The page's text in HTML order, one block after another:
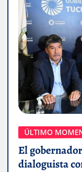
ÚLTIMO
El
dialoguista